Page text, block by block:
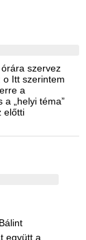
szervez
o Itt szerintem
a
„helyi téma”
előtti
együtt a